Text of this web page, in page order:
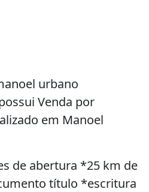
urbano
Venda por
em Manoel
de abertura *25 km de
título *escritura